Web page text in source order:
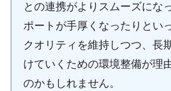
との連携がよりスムーズにな
ポートが手厚くなったりとい
クオリティを維持しつつ、長
けていくための環境整備が理
のかもしれません。